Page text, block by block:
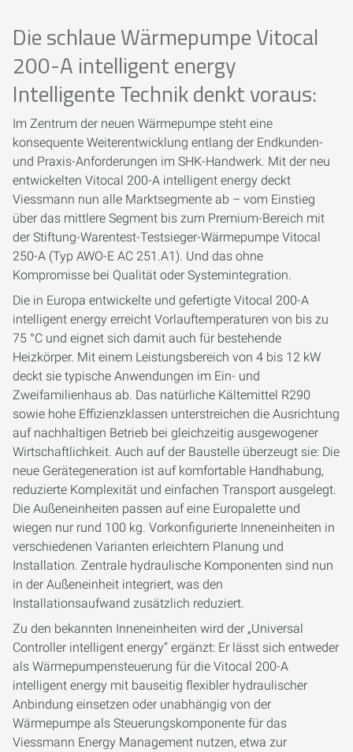
Die schlaue Wärmepumpe Vitocal
200-A intelligent energy
Intelligente Technik denkt voraus:
Im Zentrum der neuen Wärmepumpe steht eine
konsequente Weiterentwicklung entlang der Endkunden-
und Praxis-Anforderungen im SHK-Handwerk. Mit der neu
entwickelten Vitocal 200-A intelligent energy deckt
Viessmann nun alle Marktsegmente ab – vom Einstieg
über das mittlere Segment bis zum Premium-Bereich mit
der Stiftung-Warentest-Testsieger-Wärmepumpe Vitocal
250-A (Typ AWO-E AC 251.A1). Und das ohne
Kompromisse bei Qualität oder Systemintegration.
Die in Europa entwickelte und gefertigte Vitocal 200-A
intelligent energy erreicht Vorlauftemperaturen von bis zu
75 °C und eignet sich damit auch für bestehende
Heizkörper. Mit einem Leistungsbereich von 4 bis 12 kW
deckt sie typische Anwendungen im Ein- und
Zweifamilienhaus ab. Das natürliche Kältemittel R290
sowie hohe Effizienzklassen unterstreichen die Ausrichtung
auf nachhaltigen Betrieb bei gleichzeitig ausgewogener
Wirtschaftlichkeit. Auch auf der Baustelle überzeugt sie: Die
neue Gerätegeneration ist auf komfortable Handhabung,
reduzierte Komplexität und einfachen Transport ausgelegt.
Die Außeneinheiten passen auf eine Europalette und
wiegen nur rund 100 kg. Vorkonfigurierte Inneneinheiten in
verschiedenen Varianten erleichtern Planung und
Installation. Zentrale hydraulische Komponenten sind nun
in der Außeneinheit integriert, was den
Installationsaufwand zusätzlich reduziert.
Zu den bekannten Inneneinheiten wird der „Universal
Controller intelligent energy“ ergänzt: Er lässt sich entweder
als Wärmepumpensteuerung für die Vitocal 200-A
intelligent energy mit bauseitig flexibler hydraulischer
Anbindung einsetzen oder unabhängig von der
Wärmepumpe als Steuerungskomponente für das
Viessmann Energy Management nutzen, etwa zur